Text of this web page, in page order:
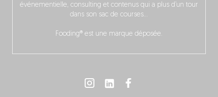
événementielle, consulting et contenus qui a plus d’un tour
dans son sac de courses…
Fooding® est une marque déposée.